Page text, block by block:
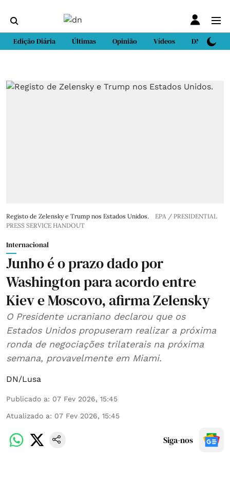
Edição Diária Últimas Opinião Vídeos DN Sport
Registo de Zelensky e Trump nos Estados Unidos.
EPA / PRESIDENTIAL
PRESS SERVICE HANDOUT
Internacional
Junho é o prazo dado por
Washington para acordo entre
Kiev e Moscovo, afirma Zelensky
O Presidente ucraniano declarou que os
Estados Unidos propuseram realizar a próxima
ronda de negociações trilaterais na próxima
semana, provavelmente em Miami.
DN/Lusa
Publicado a: 07 Fev 2026, 15:45
Atualizado a: 07 Fev 2026, 15:45
Siga-nos